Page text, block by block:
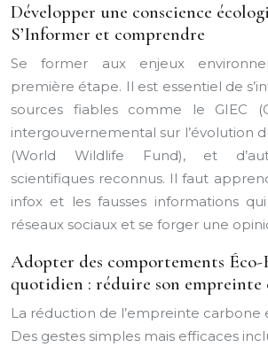
Développer une conscience
S’Informer et comprendre
Se former aux enjeux
première étape. Il est essentiel de
sources fiables comme le GIEC
intergouvernemental sur l’évolution
(World Wildlife Fund), et
scientifiques reconnus. Il faut
infox et les fausses informations
réseaux sociaux et se forger une
Adopter des comportements Éco-
quotidien : réduire son empreinte
La réduction de l’empreinte carbone
Des gestes simples mais efficaces